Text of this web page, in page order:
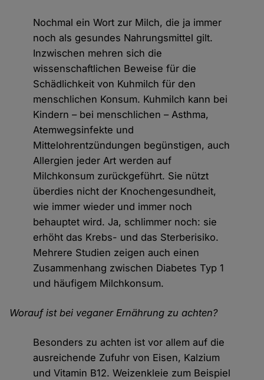
Nochmal ein Wort zur Milch, die ja immer
noch als gesundes Nahrungsmittel gilt.
Inzwischen mehren sich die
wissenschaftlichen Beweise für die
Schädlichkeit von Kuhmilch für den
menschlichen Konsum. Kuhmilch kann bei
Kindern – bei menschlichen – Asthma,
Atemwegsinfekte und
Mittelohrentzündungen begünstigen, auch
Allergien jeder Art werden auf
Milchkonsum zurückgeführt. Sie nützt
überdies nicht der Knochengesundheit,
wie immer wieder und immer noch
behauptet wird. Ja, schlimmer noch: sie
erhöht das Krebs- und das Sterberisiko.
Mehrere Studien zeigen auch einen
Zusammenhang zwischen Diabetes Typ 1
und häufigem Milchkonsum.
Worauf ist bei veganer Ernährung zu achten?
Besonders zu achten ist vor allem auf die
ausreichende Zufuhr von Eisen, Kalzium
und Vitamin B12. Weizenkleie zum Beispiel